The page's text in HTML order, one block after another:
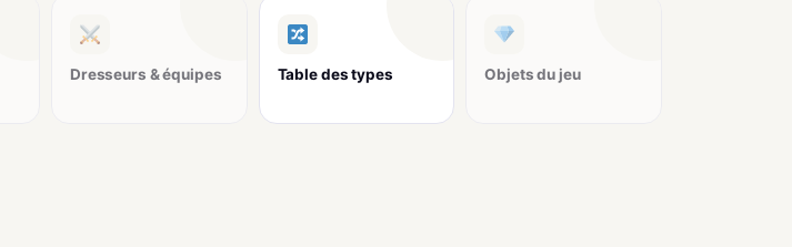
Dresseurs & équipes Table des types Objets du jeu